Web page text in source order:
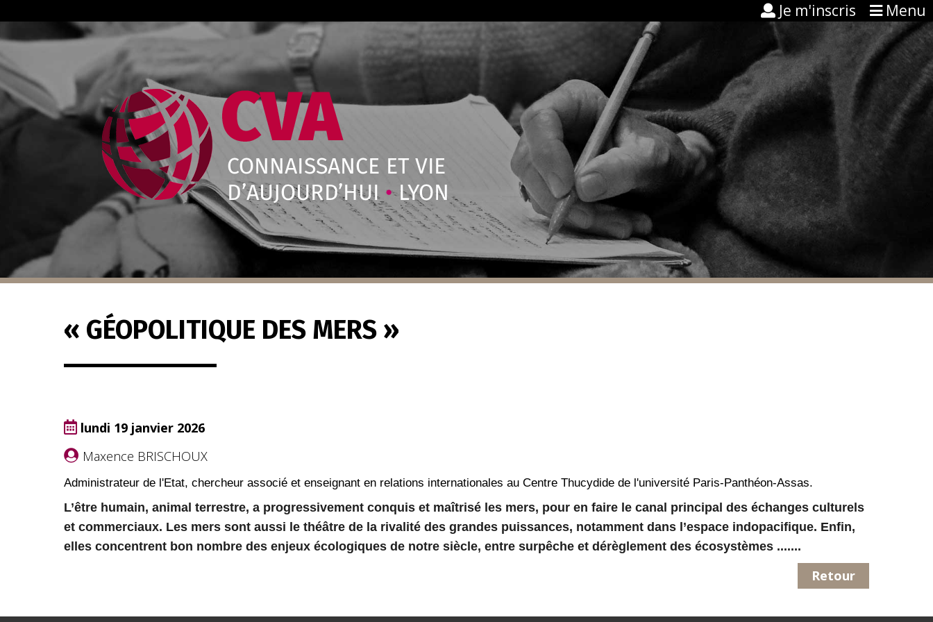
Je m'inscris Menu
« GÉOPOLITIQUE DES MERS »
lundi 19 janvier 2026
Maxence BRISCHOUX
Administrateur de l'Etat, chercheur associé et enseignant en relations internationales au Centre Thucydide de l'université Paris-Panthéon-Assas.
L’être humain, animal terrestre, a progressivement conquis et maîtrisé les mers, pour en faire le canal principal des échanges culturels
et commerciaux. Les mers sont aussi le théâtre de la rivalité des grandes puissances, notamment dans l’espace indopacifique. Enfin,
elles concentrent bon nombre des enjeux écologiques de notre siècle, entre sur­pêche et dérèglement des écosystèmes .......
Retour